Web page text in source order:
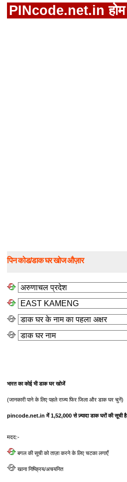
PINcode.net.in होम
पिन कोड/डाक घर खोज औज़ार
भारत का कोई भी डाक घर खोजें
(जानकारी पाने के लिए पहले राज्य फिर जिला और डाक घर चुनें)
pincode.net.in में 1,52,000 से ज़्यादा डाक घरों की सूची है
मदद:-
बगल की सूची को ताज़ा करने के लिए चटका लगाएँ
खाना निष्क्रिय/अचयनित